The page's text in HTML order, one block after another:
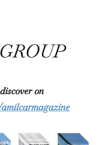
GROUP
on